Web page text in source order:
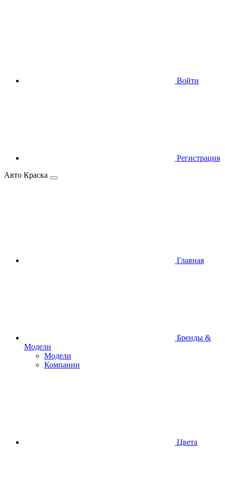
Войти
Регистрация
Авто Краска
Главная
Бренды &
Модели
Модели
Компании
Цвета